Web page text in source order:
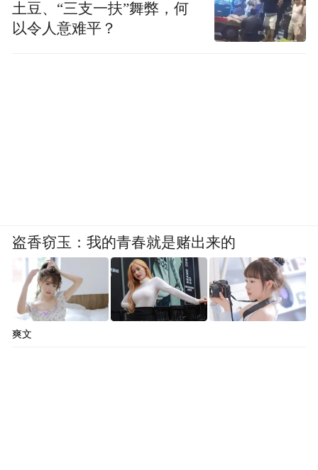
土豆、“三支一扶”舞弊，何
以令人意难平？
盗香窃玉：我的青春就是赌出来的
爽文